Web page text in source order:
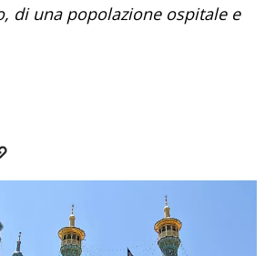
di una popolazione ospitale e